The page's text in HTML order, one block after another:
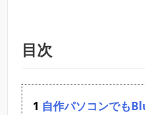
目次
自作パソコンでも